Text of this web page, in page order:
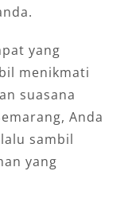
yang
menikmati
suasana
Anda
sambil
yang